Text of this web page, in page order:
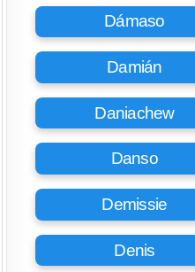
Dámaso
Damián
Daniachew
Danso
Demissie
Denis